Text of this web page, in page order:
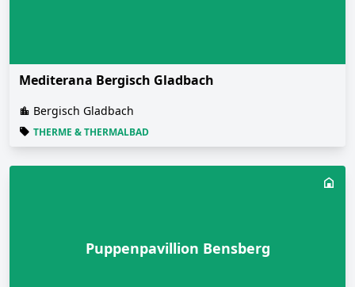
Mediterana Bergisch Gladbach
Bergisch Gladbach
THERME & THERMALBAD
Puppenpavillion Bensberg